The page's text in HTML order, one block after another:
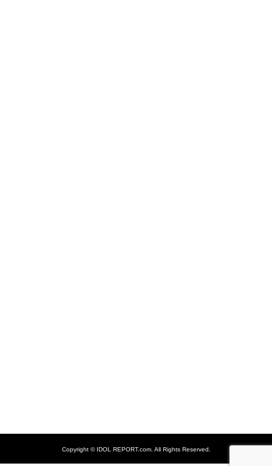
Copyright ©IDOL REPORT.com. All Rights Reserved.